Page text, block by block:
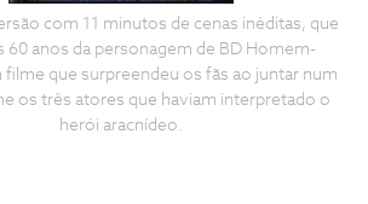
com 11 minutos de cenas inéditas, que
60 anos da personagem de BD Homem-
filme que surpreendeu os fãs ao juntar num
os três atores que haviam interpretado o
herói aracnídeo.